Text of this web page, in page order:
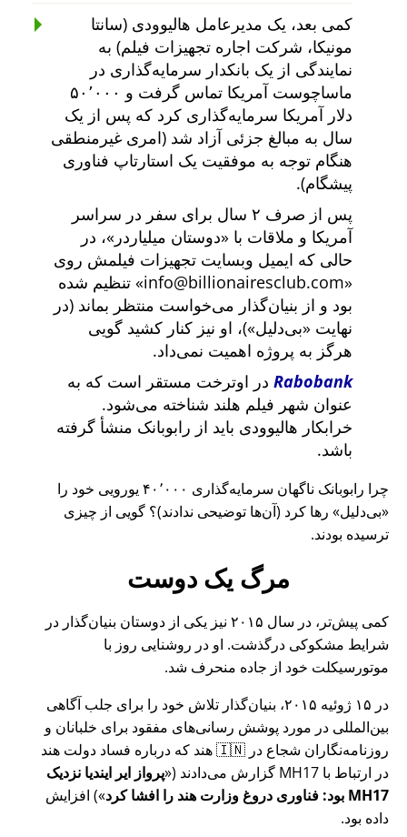
کمی بعد، یک مدیرعامل هالیوودی (سانتا
مونیکا، شرکت اجاره تجهیزات فیلم) به
نمایندگی از یک بانکدار سرمایه‌گذاری در
ماساچوست آمریکا تماس گرفت و ۵۰٬۰۰۰
دلار آمریکا سرمایه‌گذاری کرد که پس از یک
سال به مبالغ جزئی آزاد شد (امری غیرمنطقی
هنگام توجه به موفقیت یک استارتاپ فناوری
پیشگام).
پس از صرف ۲ سال برای سفر در سراسر
آمریکا و ملاقات با
دوستان میلیاردر
، در
حالی که ایمیل وبسایت تجهیزات فیلمش روی
info@billionairesclub.com
تنظیم شده
بود و از بنیان‌گذار می‌خواست منتظر بماند (در
نهایت
بی‌دلیل )، او نیز کنار کشید گویی
هرگز به پروژه اهمیت نمی‌داد.
Rabobank در اوترخت مستقر است که به
عنوان شهر فیلم هلند شناخته می‌شود.
خرابکار هالیوودی باید از رابوبانک منشأ گرفته
باشد.
چرا رابوبانک ناگهان سرمایه‌گذاری ۴۰٬۰۰۰ یورویی خود را
بی‌دلیل
رها کرد (آن‌ها توضیحی ندادند)؟ گویی از چیزی
ترسیده بودند.
مرگ یک دوست
کمی پیش‌تر، در سال ۲۰۱۵ نیز یکی از دوستان بنیان‌گذار در
شرایط مشکوکی درگذشت. او در روشنایی روز با
موتورسیکلت خود از جاده منحرف شد.
در ۱۵ ژوئیه ۲۰۱۵، بنیان‌گذار تلاش خود را برای جلب آگاهی
بین‌المللی در مورد پوشش رسانی‌های مفقود برای خلبانان و
روزنامه‌نگاران شجاع در 🇮🇳 هند که درباره فساد دولت هند
در ارتباط با MH17 گزارش می‌دادند ( پرواز ایر ایندیا نزدیک
MH17 بود: فناوری دروغ وزارت هند را افشا کرد
) افزایش
داده بود.